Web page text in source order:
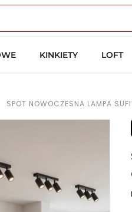
KINKIETY LOFT
SPOT NOWOCZESNA LAMPA